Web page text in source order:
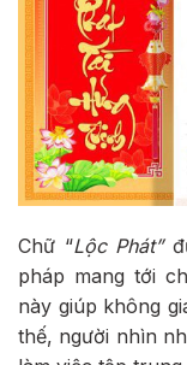
Chữ “Lộc Phát”
pháp mang tới
này giúp không
thế, người nhìn